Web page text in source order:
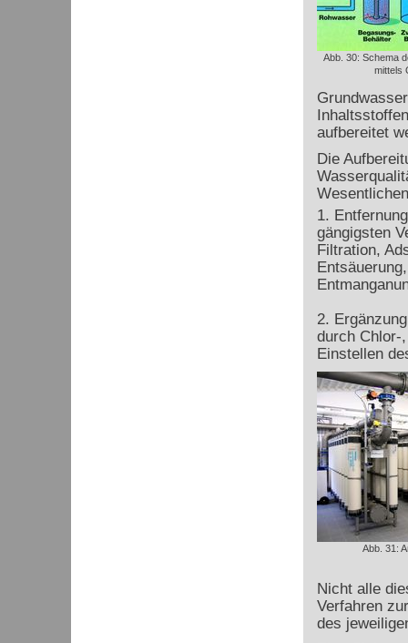
Abb. 30: Schema
mittels
aufbereitet
Die
1.
gängigsten
Filtration,
2.
durch Chlor-
Einstellen
Abb. 31:
Nicht alle
Verfahren
des